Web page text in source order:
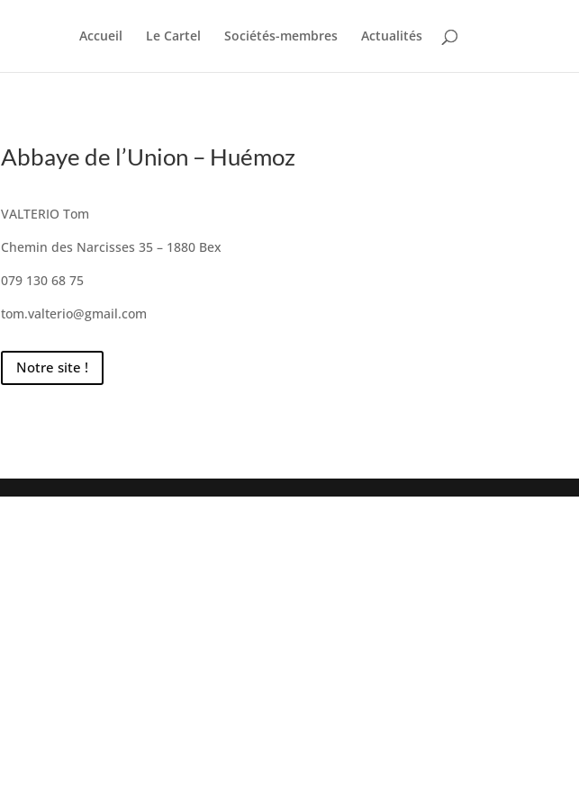
Accueil Le Cartel Sociétés-membres Actualités
Abbaye de l’Union – Huémoz
VALTERIO Tom
Chemin des Narcisses 35 – 1880 Bex
079 130 68 75
tom.valterio@gmail.com
Notre site !